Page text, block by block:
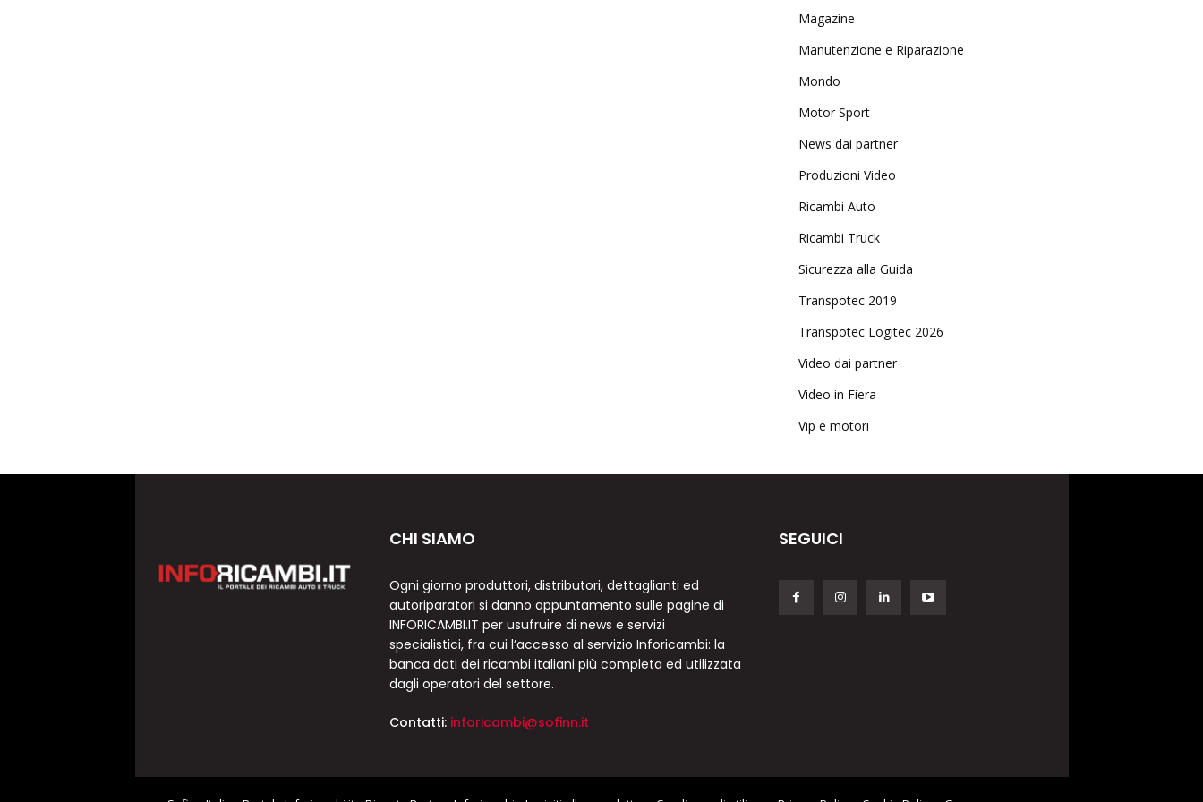
Magazine
Manutenzione e Riparazione
Mondo
Motor Sport
News dai partner
Produzioni Video
Ricambi Auto
Ricambi Truck
Sicurezza alla Guida
Transpotec 2019
Transpotec Logitec 2026
Video dai partner
Video in Fiera
Vip e motori
CHI SIAMO
Ogni giorno produttori, distributori, dettaglianti ed
autoriparatori si danno appuntamento sulle pagine di
INFORICAMBI.IT per usufruire di news e servizi
specialistici, fra cui l’accesso al servizio Inforicambi: la
banca dati dei ricambi italiani più completa ed utilizzata
dagli operatori del settore.
Contatti: inforicambi@sofinn.it
SEGUICI